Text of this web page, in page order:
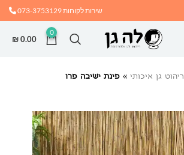
שירות לקוחות073-3753129
0
₪0.00
ריהוט גן איכותי » פינת ישיבה פרו